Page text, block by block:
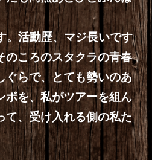
。活動歴、マジ長いです
のころのスタクラの青春
ぐらで、とても勢いのあ
ボを、私がツアーを組ん
て、受け入れる側の私た